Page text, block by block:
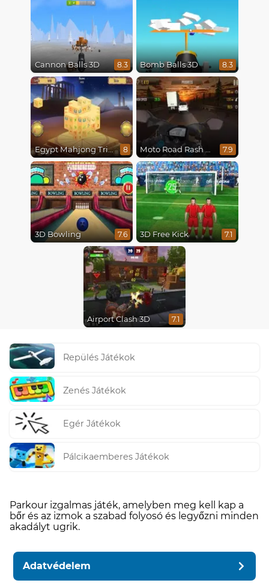
Cannon Balls 3D 8.3 Bomb Balls 3D 8.3
Egypt Mahjong Triple Dimensions 8 Moto Road Rash 3D 7.9
3D Bowling 7.6 3D Free Kick 7.1
Airport Clash 3D 7.1
Repülés Játékok
Zenés Játékok
Egér Játékok
Pálcikaemberes Játékok
Parkour izgalmas játék, amelyben meg kell kap a
bőr és az izmok a szabad folyosó és legyőzni minden
akadályt ugrik.
Adatvédelem